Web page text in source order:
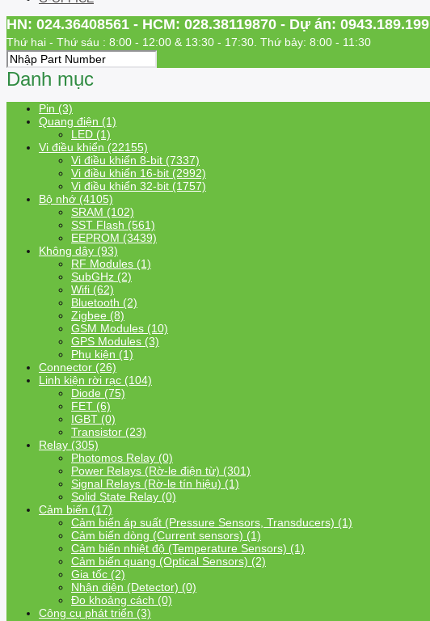
HN: 024.36408561 - HCM: 028.38119870 - Dự án: 0943.189.199
Thứ hai - Thứ sáu : 8:00 - 12:00 & 13:30 - 17:30. Thứ bảy: 8:00 - 11:30
Danh mục
Pin (3)
Quang điện (1)
LED (1)
Vi điều khiển (22155)
Vi điều khiển 8-bit (7337)
Vi điều khiển 16-bit (2992)
Vi điều khiển 32-bit (1757)
Bộ nhớ (4105)
SRAM (102)
SST Flash (561)
EEPROM (3439)
Không dây (93)
RF Modules (1)
SubGHz (2)
Wifi (62)
Bluetooth (2)
Zigbee (8)
GSM Modules (10)
GPS Modules (3)
Phụ kiện (1)
Connector (26)
Linh kiện rời rạc (104)
Diode (75)
FET (6)
IGBT (0)
Transistor (23)
Relay (305)
Photomos Relay (0)
Power Relays (Rờ-le điện từ) (301)
Signal Relays (Rờ-le tín hiệu) (1)
Solid State Relay (0)
Cảm biến (17)
Cảm biến áp suất (Pressure Sensors, Transducers) (1)
Cảm biến dòng (Current sensors) (1)
Cảm biến nhiệt độ (Temperature Sensors) (1)
Cảm biến quang (Optical Sensors) (2)
Gia tốc (2)
Nhận diện (Detector) (0)
Đo khoảng cách (0)
Công cụ phát triển (3)